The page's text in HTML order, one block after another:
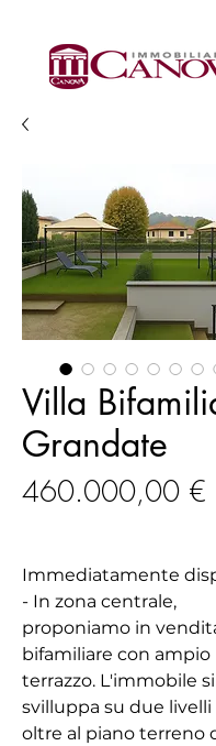
Villa
Grandate
460.000,00 €
Immediatamente
- In zona centrale,
proponiamo in
bifamiliare con ampio
terrazzo. L'immobile si
svilluppa su due livelli
oltre al piano terreno